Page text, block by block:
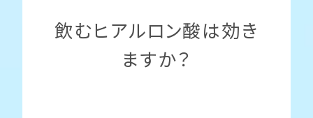
飲むヒアルロン酸は効き
ますか？